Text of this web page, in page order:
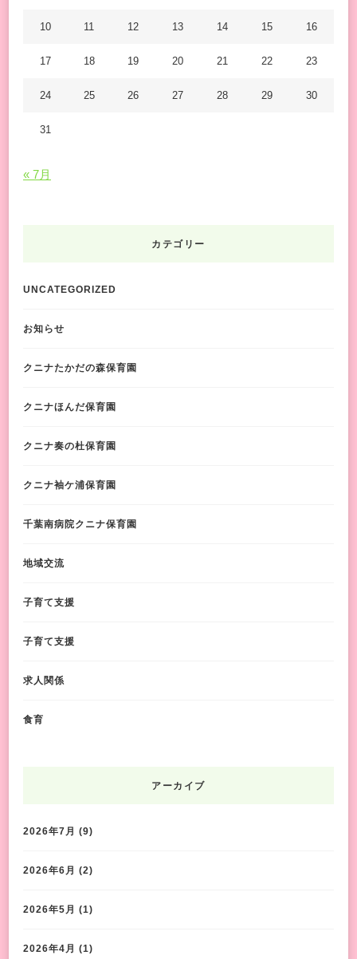
10 11 12 13 14 15 16
17 18 19 20 21 22 23
24 25 26 27 28 29 30
31
« 7月
カテゴリー
UNCATEGORIZED
お知らせ
クニナたかだの森保育園
クニナほんだ保育園
クニナ奏の杜保育園
クニナ袖ケ浦保育園
千葉南病院クニナ保育園
地域交流
子育て支援
子育て支援
求人関係
食育
アーカイブ
2026年7月 (9)
2026年6月 (2)
2026年5月 (1)
2026年4月 (1)